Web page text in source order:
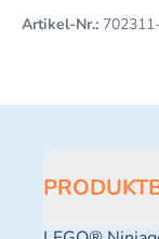
Artikel-Nr.: